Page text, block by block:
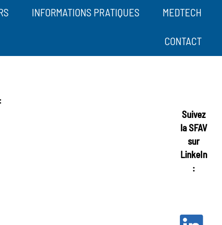
INFORMATIONS PRATIQUES MEDTECH
CONTACT
Suivez
la SFAV
sur
LinkeIn
: